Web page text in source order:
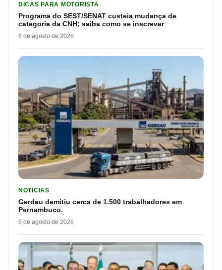
DICAS PARA MOTORISTA
Programa do SEST/SENAT custeia mudança de
categoria da CNH; saiba como se inscrever
6 de agosto de 2026
NOTICIAS
Gerdau demitiu cerca de 1.500 trabalhadores em
Pernambuco.
5 de agosto de 2026